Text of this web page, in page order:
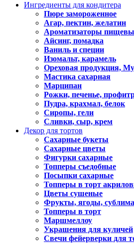
Ингредиенты для кондитера
Пюре замороженное
Агар, пектин, желатин
Ароматизаторы
Айсинг, помадка
Ваниль и специи
Изомальт, карамель
Ореховая продукция,
Мастика сахарная
Марципан
Рожки, печенье,
Пудра, крахмал, белок
Сиропы, гели
Сливки, сыр, крем
Декор для тортов
Сахарные букеты
Сахарные цветы
Фигурки сахарные
Топперы съедобные
Посыпки сахарные
Топперы в торт
Цветы сушеные
Фрукты, ягоды,
Топперы в торт
Маршмеллоу
Украшения для куличей
Свечи фейерверки для